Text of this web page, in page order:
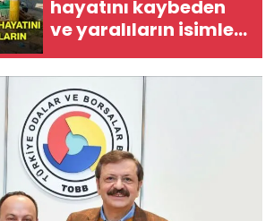
hayatını kaybeden
ve yaralıların isimleri
belli oldu!